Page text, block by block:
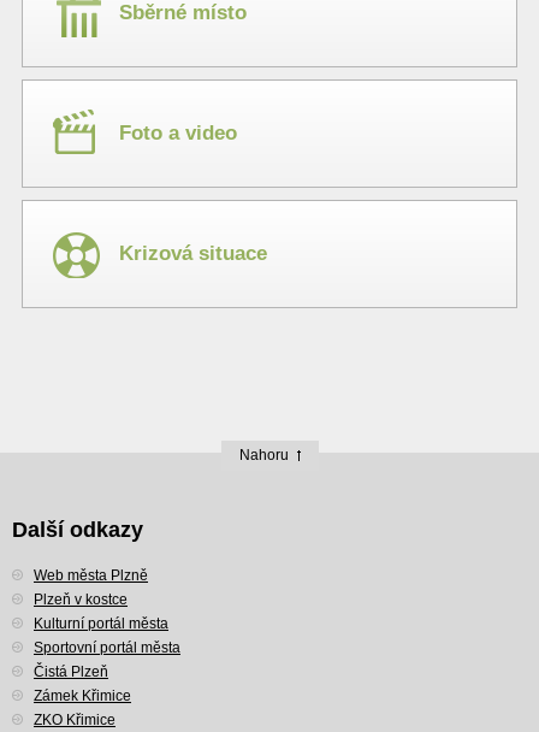
Sběrné místo
Foto a video
Krizová situace
Nahoru
Další odkazy
Web města Plzně
Plzeň v kostce
Kulturní portál města
Sportovní portál města
Čistá Plzeň
Zámek Křimice
ZKO Křimice